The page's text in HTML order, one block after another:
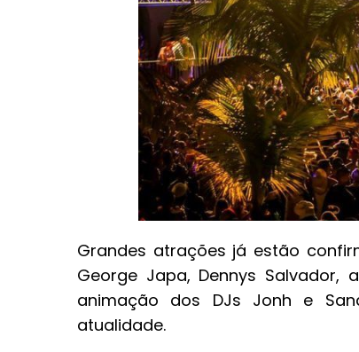
Grandes atrações já estão
George Japa, Dennys
animação dos DJs Jonh e
atualidade.